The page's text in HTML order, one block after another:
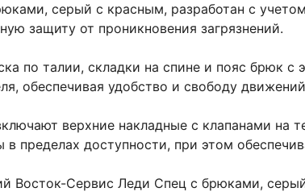
серый с красным, разработан с
защиту от проникновения загрязнений.
по талии, складки на спине и пояс брюк
обеспечивая удобство и свободу
верхние накладные с клапанами на
пределах доступности, при этом
Восток-Сервис Леди Спец с брюками,